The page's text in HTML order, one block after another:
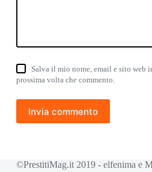
Salva il mio nome, email e sito web
prossima volta che commento.
Invia commento
©PrestitiMag.it 2019 - elfenima e